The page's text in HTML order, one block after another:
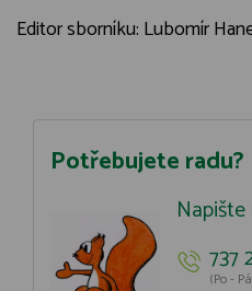
Editor sborníku: Lubomír
Potřebujete radu?
737
(Po -